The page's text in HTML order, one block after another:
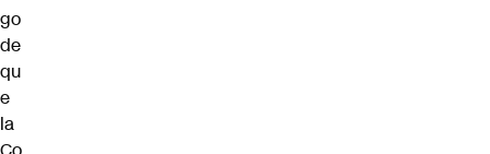
go
de
qu
e
la